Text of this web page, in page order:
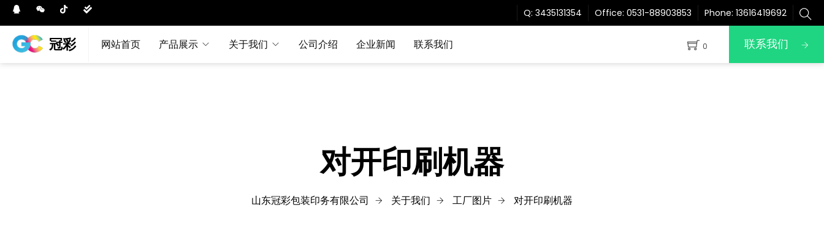
Q: 3435131354 Office: 0531-88903853 Phone: 13616419692
冠彩 网站首页 产品展示 关于我们 公司介绍 企业新闻 联系我们 0 联系我们
对开印刷机器
山东冠彩包装印务有限公司 关于我们 工厂图片 对开印刷机器